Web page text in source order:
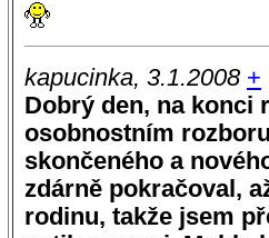
kapucinka, 3.1.2008 +
Dobrý den, na konci
osobnostním
skončeného a
zdárně pokračoval,
rodinu, takže jsem